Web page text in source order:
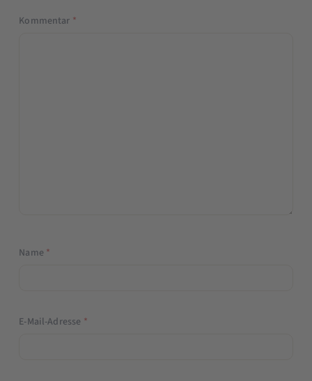
Kommentar *
Name *
E-Mail-Adresse *